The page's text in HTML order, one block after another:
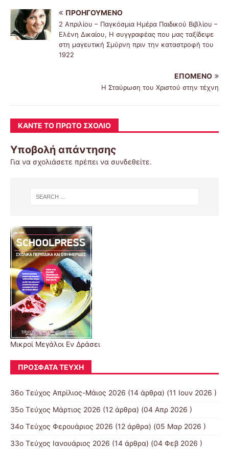
ΠΡΟΗΓΟΎΜΕΝΟ
2 Απριλίου – Παγκόσμια Ημέρα Παιδικού Βιβλίου –
Ελένη Δικαίου, Η συγγραφέας που μας ταξίδεψε
στη μαγευτική Σμύρνη πριν την καταστροφή του
1922
ΕΠΌΜΕΝΟ
Η Σταύρωση του Χριστού στην τέχνη
ΚΆΝΤΕ ΤΟ ΠΡΏΤΟ ΣΧΌΛΙΟ
Υποβολή απάντησης
Για να σχολιάσετε πρέπει να συνδεθείτε.
Μικροί Μεγάλοι Εν Δράσει
ΠΡΌΣΦΑΤΑ ΤΕΎΧΗ
36ο Τεύχος Απρίλιος-Μάιος 2026 (14 άρθρα) (11 Ιουν 2026 )
35ο Τεύχος Μάρτιος 2026 (12 άρθρα) (04 Απρ 2026 )
34ο Τεύχος Φερουάριος 2026 (12 άρθρα) (05 Μαρ 2026 )
33ο Τεύχος Ιανουάριος 2026 (14 άρθρα) (04 Φεβ 2026 )